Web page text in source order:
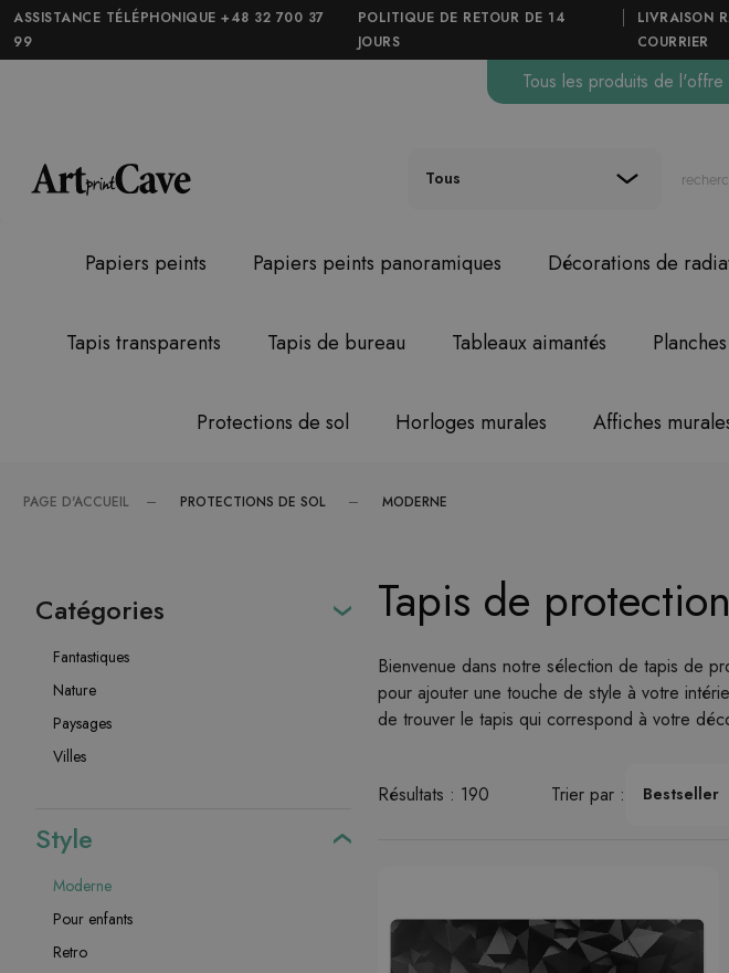
ASSISTANCE TÉLÉPHONIQUE +48 32 700 37
99
POLITIQUE DE RETOUR DE 14
JOURS
LIVRAISON
COURRIER
Tous les produits de l'offre
Tous
Papiers peints Papiers peints panoramiques Décorations de
Tapis transparents Tapis de bureau Tableaux aimantés
Protections de sol Horloges murales Affiches
PAGE D'ACCUEIL PROTECTIONS DE SOL MODERNE
Catégories
Fantastiques
Nature
Paysages
Villes
Style
Moderne
Pour enfants
Retro
Tapis de
Bienvenue dans notre sélection de tapis de
pour ajouter une touche de style à votre
de trouver le tapis qui correspond à votre
Résultats : 190 Trier par : Bestseller